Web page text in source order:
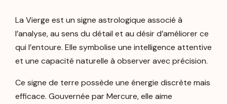
La Vierge est un signe astrologique associé à
l’analyse, au sens du détail et au désir d’améliorer ce
qui l’entoure. Elle symbolise une intelligence attentive
et une capacité naturelle à observer avec précision.
Ce signe de terre possède une énergie discrète mais
efficace. Gouvernée par Mercure, elle aime